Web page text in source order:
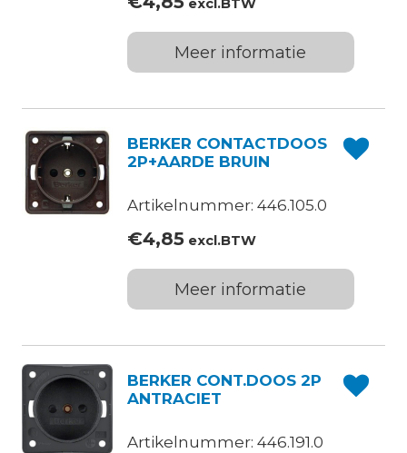
excl.BTW
Meer informatie
BERKER CONTACTDOOS
2P+AARDE BRUIN
Artikelnummer: 446.105.0
€4,85excl.BTW
Meer informatie
BERKER CONT.DOOS 2P
ANTRACIET
Artikelnummer: 446.191.0